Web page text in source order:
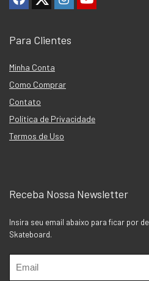
Para Clientes
Minha Conta
Como Comprar
Contato
Política de Privacidade
Termos de Uso
Receba Nossa Newsletter
Insira seu email abaixo para ficar por
Skateboard.